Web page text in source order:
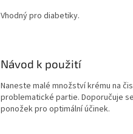
Vhodný pro diabetiky.
Návod k použití
Naneste malé množství krému na
problematické partie. Doporučuje
ponožek pro optimální účinek.